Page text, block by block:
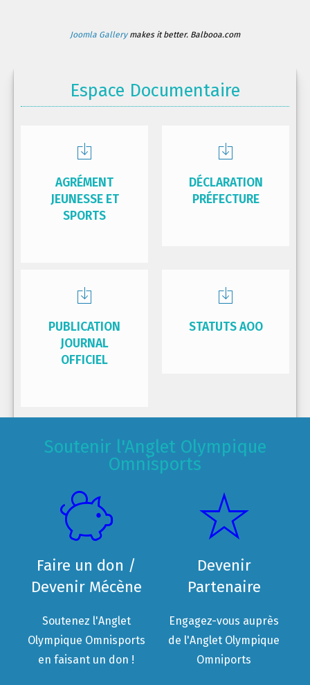
Joomla Gallerymakes it better. Balbooa.com
Espace Documentaire
AGRÉMENT
JEUNESSE ET
SPORTS
DÉCLARATION
PRÉFECTURE
PUBLICATION
JOURNAL
OFFICIEL
STATUTS AOO
Soutenir l'Anglet Olympique
Omnisports
Faire un don /
Devenir Mécène
Soutenez l'Anglet
Olympique Omnisports
en faisant un don !
Devenir
Partenaire
Engagez-vous auprès
de l'Anglet Olympique
Omniports